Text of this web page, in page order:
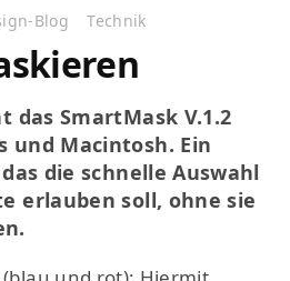
Blog Technik
SmartMask V.1.2
und Macintosh. Ein
die schnelle Auswahl
erlauben soll, ohne sie